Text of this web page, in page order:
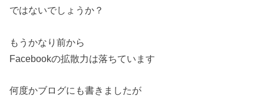
ではないでしょうか？
もうかなり前から
Facebookの拡散力は落ちています
何度かブログにも書きましたが